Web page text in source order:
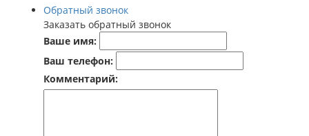
Обратный звонок
Заказать обратный звонок
Ваше имя:
Ваш телефон:
Комментарий: